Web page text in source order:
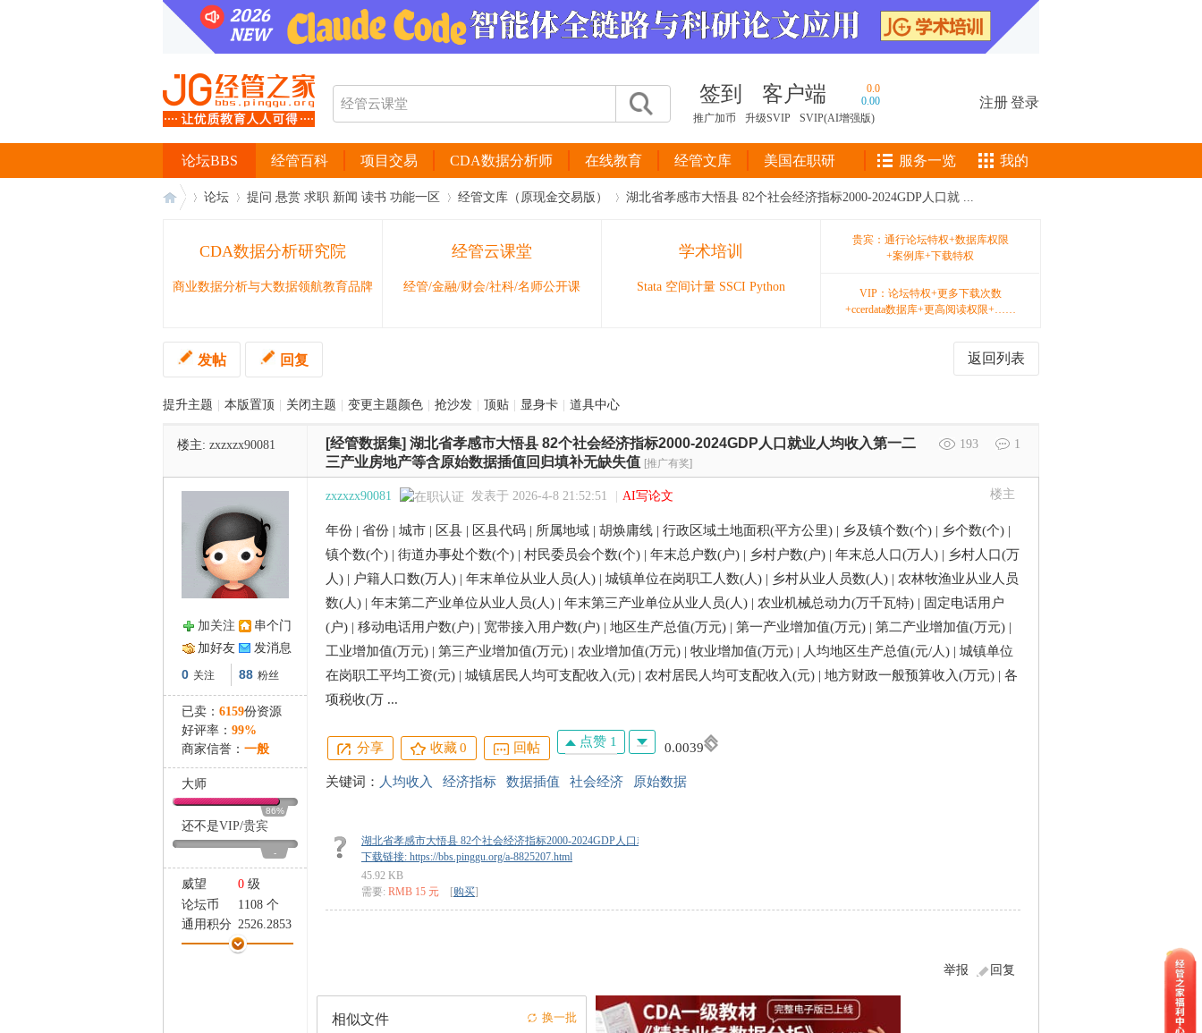
签到 客户端
0.0
0.00
推广加币
升级SVIP SVIP(AI增强版)
注册登录
经管百科 项目交易 CDA数据分析师 在线教育 经管文库 美国在职研
论坛BBS 服务一览 我的
家
论坛 提问 悬赏 求职 新闻 读书 功能一区 经管文库（原现金交易版） 湖北省孝感市大悟县 82个社会经济指标2000-2024GDP人口就 ...
CDA数据分析研究院
商业数据分析与大数据领航教育品牌
经管云课堂
经管/金融/财会/社科/名师公开课
学术培训
Stata 空间计量 SSCI Python
贵宾：通行论坛特权+数据库权限
+案例库+下载特权
VIP：论坛特权+更多下载次数
+ccerdata数据库+更高阅读权限+……
返回列表
发帖 回复
提升主题 本版置顶 关闭主题 变更主题颜色 抢沙发 顶贴 显身卡 道具中心
楼主: zxzxzx90081 193 1
[经管数据集] 湖北省孝感市大悟县 82个社会经济指标2000-2024GDP人口就业人均收入第一二
三产业房地产等含原始数据插值回归填补无缺失值 [推广有奖]
加关注
串个门
加好友
发消息
0 关注 88 粉丝
已卖： 6159份资源
好评率： 99%
商家信誉： 一般
大师
86%
还不是VIP/贵宾
-
威望 0 级
论坛币
1108 个
通用积分 2526.2853
学术水平
19 点
楼主
zxzxzx90081 发表于 2026-4-8 21:52:51 AI写论文
年份 | 省份 | 城市 | 区县 | 区县代码 | 所属地域 | 胡焕庸线 | 行政区域土地面积(平方公里) | 乡及镇个数(个) | 乡个数(个) |
镇个数(个) | 街道办事处个数(个) | 村民委员会个数(个) | 年末总户数(户) | 乡村户数(户) | 年末总人口(万人) | 乡村人口(万
人) | 户籍人口数(万人) | 年末单位从业人员(人) | 城镇单位在岗职工人数(人) | 乡村从业人员数(人) | 农林牧渔业从业人员
数(人) | 年末第二产业单位从业人员(人) | 年末第三产业单位从业人员(人) | 农业机械总动力(万千瓦特) | 固定电话用户
(户) | 移动电话用户数(户) | 宽带接入用户数(户) | 地区生产总值(万元) | 第一产业增加值(万元) | 第二产业增加值(万元) |
工业增加值(万元) | 第三产业增加值(万元) | 农业增加值(万元) | 牧业增加值(万元) | 人均地区生产总值(元/人) | 城镇单位
在岗职工平均工资(元) | 城镇居民人均可支配收入(元) | 农村居民人均可支配收入(元) | 地方财政一般预算收入(万元) | 各
项税收(万 ...
分享 收藏0 回帖 点赞 1 0.0039
关键词： 人均收入 经济指标 数据插值 社会经济 原始数据
湖北省孝感市大悟县 82个社会经济指标2000-2024GDP人口就业人均收入第一二三产业房地产.xlsx
下载链接: https://bbs.pinggu.org/a-8825207.html
45.92 KB
需要: RMB 15 元 [购买]
回复
举报
相似文件 换一批